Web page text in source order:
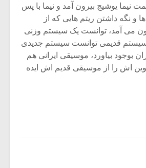
نیما یوشیج بیرون آمد و نیما با پس
و نگه داشتن ریتم هایی که از
می آمد، توانست یک سیستم وزنی
سیستم قدیمی توانست سیستم جدیدی
بوجود بیاورد، موسیقی ایرانی هم
اش را از موسیقی قدیم اش ایده